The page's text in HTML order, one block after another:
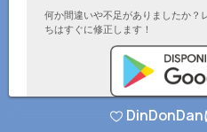
何か間違いや不足がありましたか？
ちはすぐに修正します！
DinDonDan